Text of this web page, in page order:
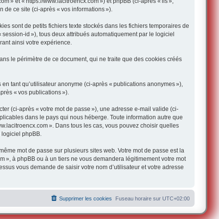
de ce site (ci-après « vos informations »).
sont de petits fichiers texte stockés dans les fichiers temporaires de
id »), tous deux attribués automatiquement par le logiciel
ainsi votre expérience.
le périmètre de ce document, qui ne traite que des cookies créés
tant qu’utilisateur anonyme (ci-après « publications anonymes »),
« vos publications »).
(ci-après « votre mot de passe »), une adresse e-mail valide (ci-
dans le pays qui nous héberge. Toute information autre que
». Dans tous les cas, vous pouvez choisir quelles
logiciel phpBB.
mot de passe sur plusieurs sites web. Votre mot de passe est la
», à phpBB ou à un tiers ne vous demandera légitimement votre mot
vous demande de saisir votre nom d’utilisateur et votre adresse
Fuseau horaire sur UTC+02:00
Supprimer les cookies